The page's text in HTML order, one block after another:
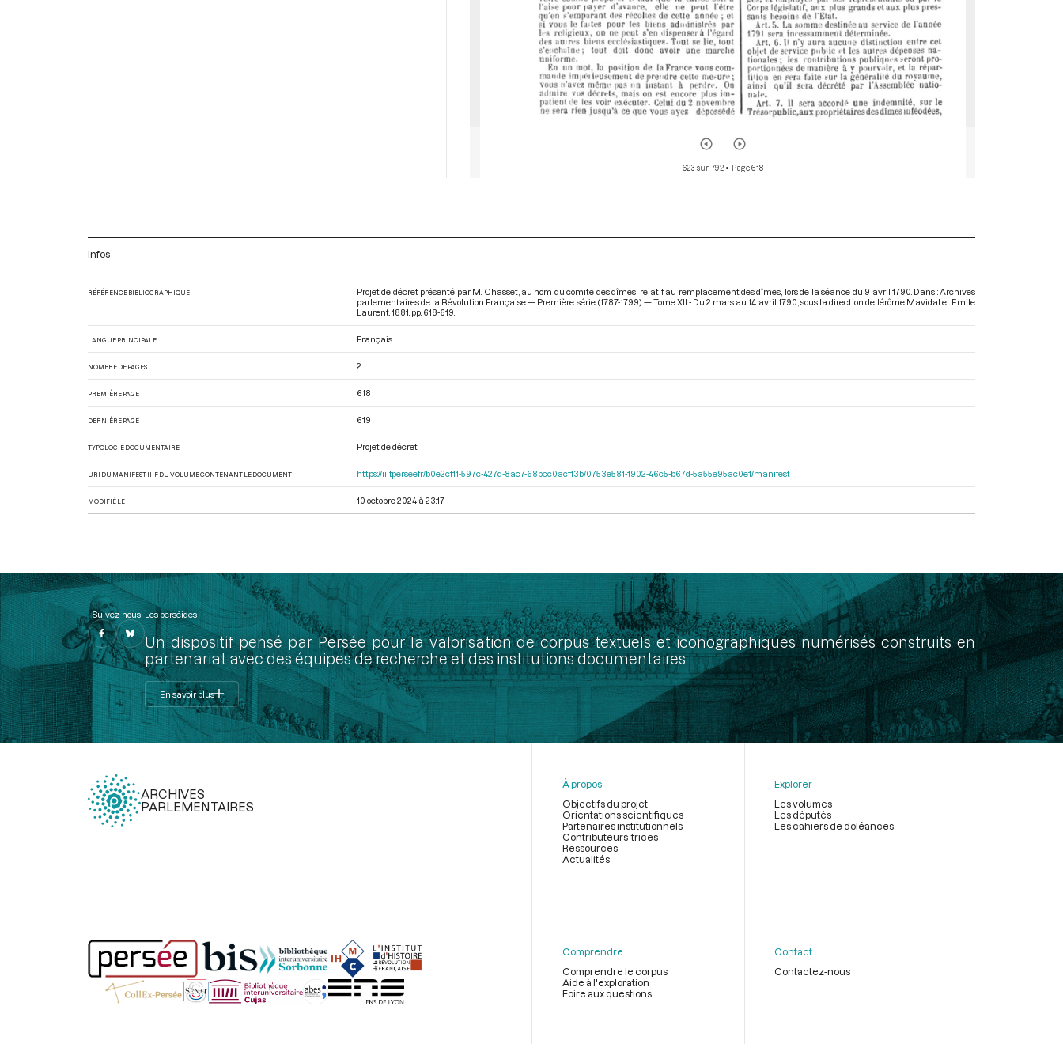
623 sur 792• Page 618
Infos
RÉFÉRENCE BIBLIOGRAPHIQUE
Projet de décret présenté par M. Chasset, au nom du comité des dîmes, relatif au remplacement des dîmes, lors de la séance du 9 avril 1790. Dans : Archives
parlementaires de la Révolution Française — Première série (1787-1799) — Tome XII - Du 2 mars au 14 avril 1790 , sous la direction de Jérôme Mavidal et Emile
Laurent. 1881. pp. 618-619.
LANGUE PRINCIPALE Français
NOMBRE DE PAGES 2
PREMIÈRE PAGE 618
DERNIÈRE PAGE 619
TYPOLOGIE DOCUMENTAIRE Projet de décret
URI DU MANIFEST IIIF DU VOLUME CONTENANT LE DOCUMENT https://iiif.persee.fr/b0e2cf11-597c-427d-8ac7-68bcc0acf13b/0753e581-1902-46c5-b67d-5a55e95ac0e1/manifest
MODIFIÉ LE 10 octobre 2024 à 23:17
Suivez-nous Les perséides
Un dispositif pensé par Persée pour la valorisation de corpus textuels et iconographiques numérisés construits en
partenariat avec des équipes de recherche et des institutions documentaires.
En savoir plus
ARCHIVES
PARLEMENTAIRES
page
À propos
Objectifs du projet
Orientations scientifiques
Partenaires institutionnels
Contributeurs-trices
Ressources
Actualités
Explorer
Les volumes
Les députés
Les cahiers de doléances
Comprendre
Comprendre le corpus
Aide à l'exploration
Foire aux questions
Contact
Contactez-nous
Légal